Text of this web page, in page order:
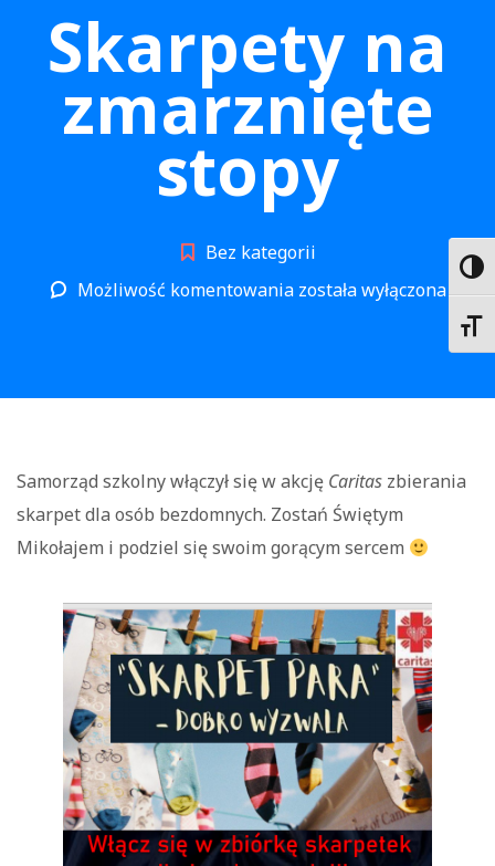
Skarpety na
zmarznięte
stopy
Bez kategorii
Możliwość komentowania Skarpety
została wyłączona
Samorząd szkolny włączył się w akcję Caritas zbierania
skarpet dla osób bezdomnych. Zostań Świętym
Mikołajem i podziel się swoim gorącym sercem